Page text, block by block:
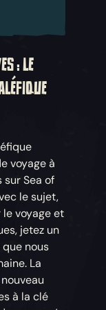
: LE
voyage à
Sea of
le sujet,
voyage et
jetez un
nous
La
à la clé